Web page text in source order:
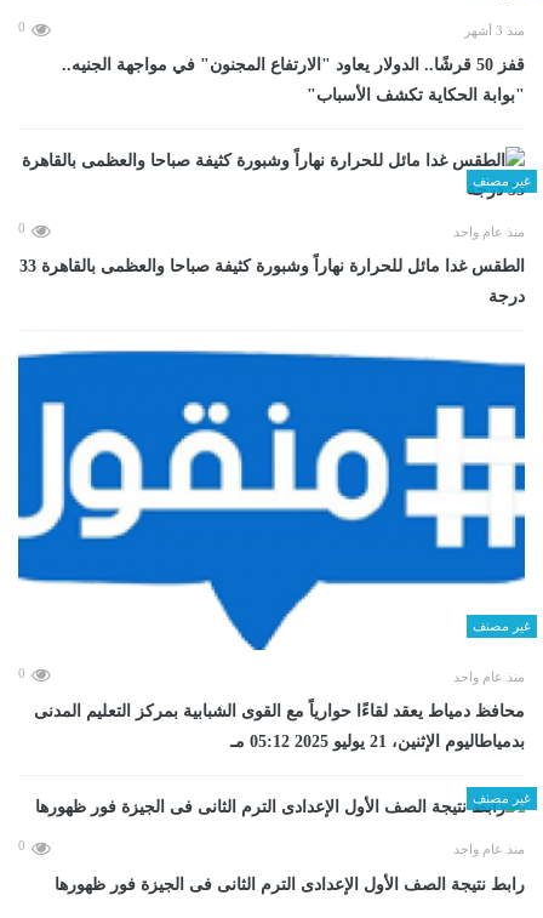
منذ 3 أشهر 0
قفز 50 قرشًا.. الدولار يعاود "الارتفاع المجنون" في مواجهة الجنيه..
"بوابة الحكاية تكشف الأسباب"
غير مصنف
منذ عام واحد 0
الطقس غدا مائل للحرارة نهاراً وشبورة كثيفة صباحا والعظمى بالقاهرة 33
درجة
غير مصنف
منذ عام واحد 0
محافظ دمياط يعقد لقاءًا حوارياً مع القوى الشبابية بمركز التعليم المدنى
بدمياطاليوم الإثنين، 21 يوليو 2025 05:12 مـ
غير مصنف
منذ عام واحد 0
رابط نتيجة الصف الأول الإعدادى الترم الثانى فى الجيزة فور ظهورها